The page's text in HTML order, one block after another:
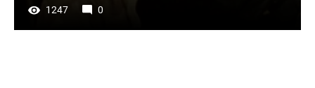
1247 0